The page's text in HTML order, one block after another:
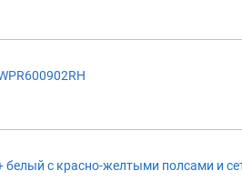
с красно-желтыми полсами и